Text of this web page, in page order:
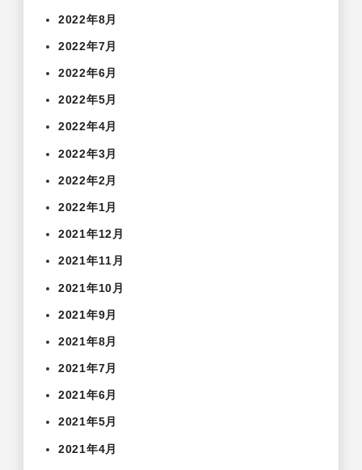
2022年8月
2022年7月
2022年6月
2022年5月
2022年4月
2022年3月
2022年2月
2022年1月
2021年12月
2021年11月
2021年10月
2021年9月
2021年8月
2021年7月
2021年6月
2021年5月
2021年4月